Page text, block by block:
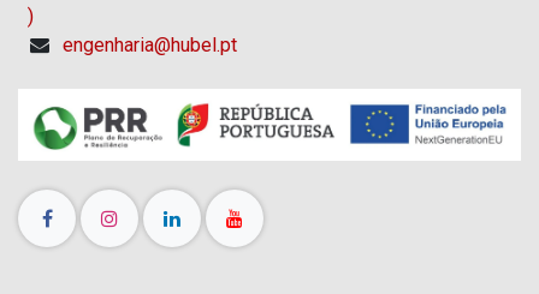
)
engenharia@hubel.pt